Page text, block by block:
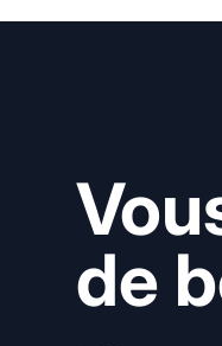
de